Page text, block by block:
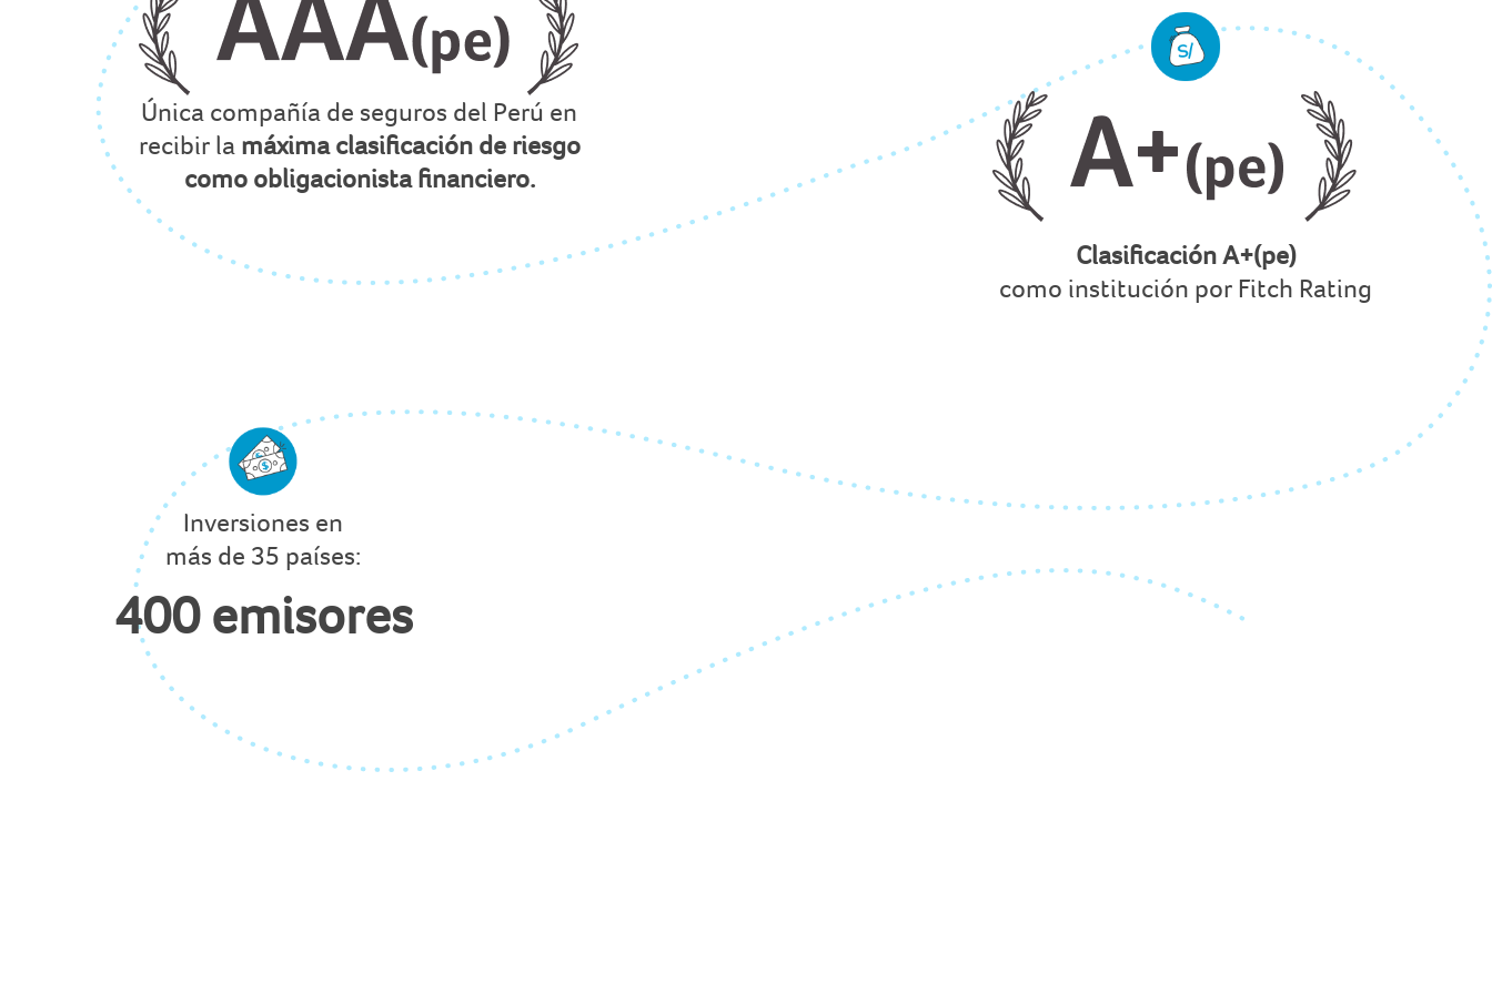
Única compañía de seguros del Perú en
recibir la máxima clasificación de riesgo
como obligacionista financiero.
Clasificación A+(pe)
como institución por Fitch Rating
Inversiones en
más de 35 países:
400 emisores